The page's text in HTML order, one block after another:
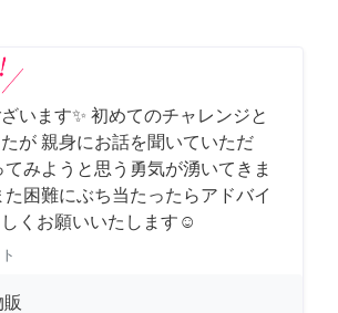
います✨ 初めてのチャレンジと
が 親身にお話を聞いていただ
てみようと思う勇気が湧いてきま
た困難にぶち当たったらアドバイ
くお願いいたします☺️